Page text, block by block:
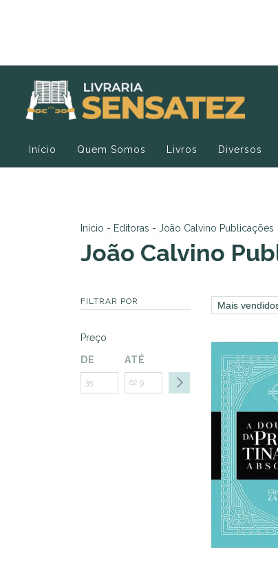
Início Quem Somos Livros Diversos
Início - Editoras - João Calvino Publicações
João Calvino
FILTRAR POR
Preço
DE
ATÉ